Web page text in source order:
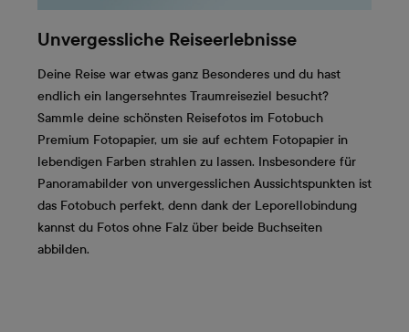
Unvergessliche Reiseerlebnisse
Deine Reise war etwas ganz Besonderes und du hast
endlich ein langersehntes Traumreiseziel besucht?
Sammle deine schönsten Reisefotos im Fotobuch
Premium Fotopapier, um sie auf echtem Fotopapier in
lebendigen Farben strahlen zu lassen. Insbesondere für
Panoramabilder von unvergesslichen Aussichtspunkten ist
das Fotobuch perfekt, denn dank der Leporellobindung
kannst du Fotos ohne Falz über beide Buchseiten
abbilden.